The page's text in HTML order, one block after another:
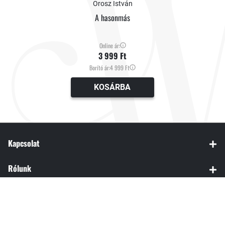
Orosz István
A hasonmás
Online ár:
3 999 Ft
Borító ár:4 999 Ft
KOSÁRBA
Kapcsolat
Rólunk